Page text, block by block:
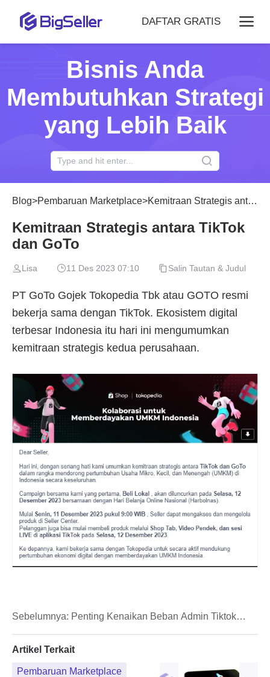
DAFTAR GRATIS
Bisnis Anda
Membutuhkan Strategi
yang Lebih Baik
Blog>Pembaruan Marketplace>Kemitraan Strategis antara TikTok dan GoTo
Kemitraan Strategis antara TikTok
dan GoTo
Lisa 11 Des 2023 07:10 Salin Tautan & Judul
Sebelumnya: Penting Kenaikan Beban Admin Tiktok
Artikel Terkait
Pembaruan Marketplace